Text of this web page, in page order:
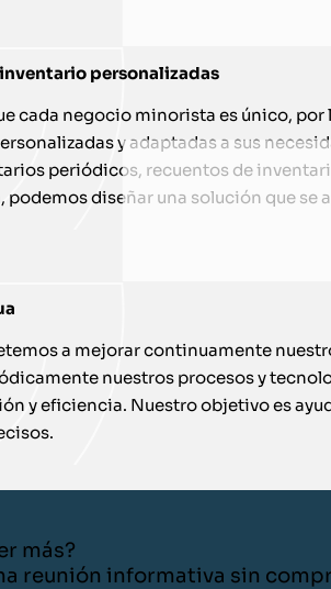
personalizadas
cada negocio minorista es único,
y adaptadas a sus
periódicos, recuentos de
diseñar una solución que se
a mejorar continuamente
nuestros procesos y
y eficiencia. Nuestro objetivo es
más?
reunión informativa sin